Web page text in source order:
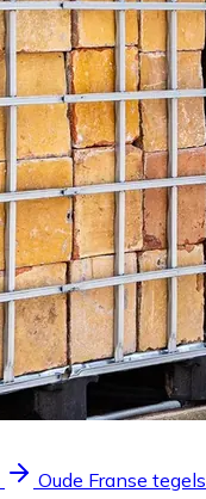
Oude Franse tegels